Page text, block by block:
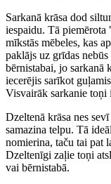
Sarkanā krāsa dod
iespaidu. Tā
mīkstās mēbeles, kas
paklājs uz grīdas
bērnistabai, jo sarkanā
iecerējis sarīkot
Visvairāk sarkanie toņi
Dzeltenā krāsa nes
samazina telpu. Tā
nomierina, taču tai pat
Dzeltenīgi zaļie toņi
vai bērnistabā.